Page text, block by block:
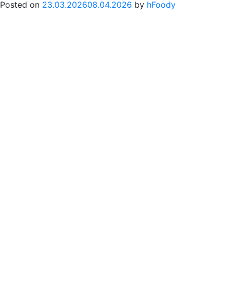
из-
Posted on 23.03.202608.04.2026 by hFoody